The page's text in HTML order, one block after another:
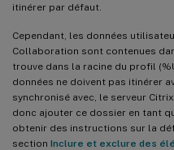
itinérer par défaut.
Cependant, les données
Collaboration sont contenues
trouve dans la racine du profil
données ne doivent pas itinérer
synchronisé avec, le serveur
donc ajouter ce dossier en tant
obtenir des instructions sur la
section Inclure et exclure des